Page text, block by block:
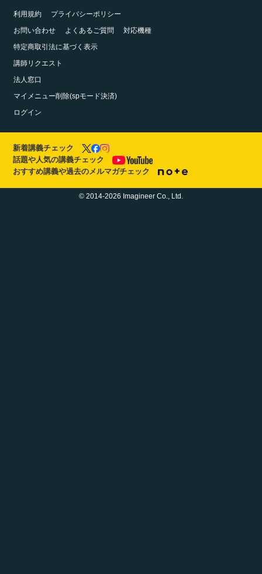
利用規約
プライバシーポリシー
お問い合わせ
よくあるご質問
対応機種
特定商取引法に基づく表示
講師リクエスト
法人窓口
マイメニュー削除(spモード決済)
ログイン
新着講義チェック
話題や人気の講義チェック
おすすめ講義や過去のメルマガチェック
© 2014-2026 Imagineer Co., Ltd.